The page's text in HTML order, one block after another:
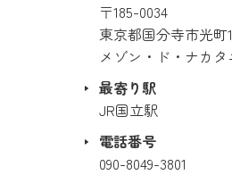
〒185-0034
東京都国分寺市光町
メゾン・ド・ナカタ
最寄り駅
JR国立駅
電話番号
090-8049-3801